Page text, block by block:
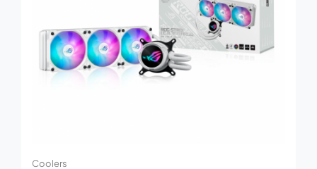
Coolers